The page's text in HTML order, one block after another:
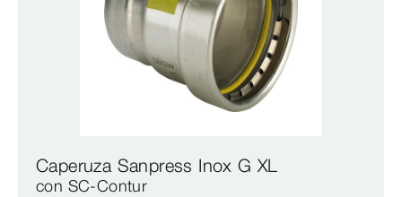
Caperuza Sanpress Inox G XL
con SC‑Contur